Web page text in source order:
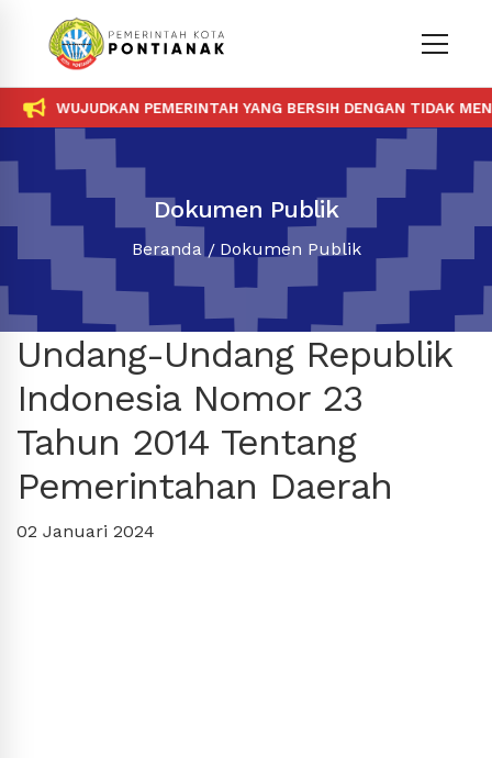
WUJUDKAN PEMERINTAH YANG BERSIH DENGAN TIDAK
Dokumen Publik
Beranda Dokumen Publik
Undang-Undang Republik
Indonesia Nomor 23
Tahun 2014 Tentang
Pemerintahan Daerah
02 Januari 2024